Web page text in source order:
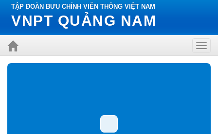
TẬP ĐOÀN BƯU CHÍNH VIỄN THÔNG VIỆT NAM
VNPT QUẢNG NAM